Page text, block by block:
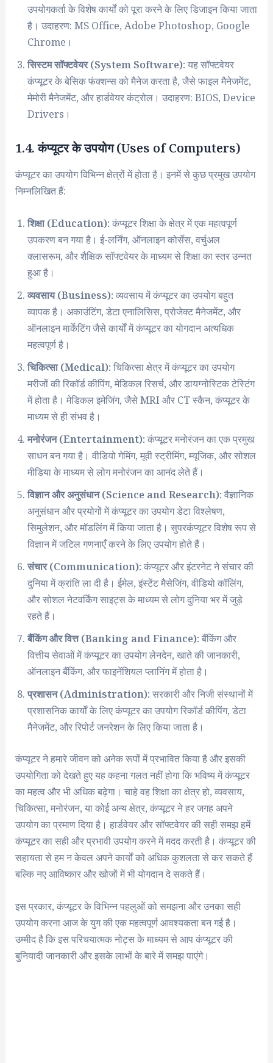
उपयोगकर्ता के विशेष कार्यों को पूरा करने के लिए डिजाइन किया जाता
है। उदाहरण: MS Office, Adobe Photoshop, Google
Chrome।
सिस्टम सॉफ्टवेयर (System Software): यह सॉफ्टवेयर
कंप्यूटर के बेसिक फंक्शन्स को मैनेज करता है, जैसे फाइल मैनेजमेंट,
मेमोरी मैनेजमेंट, और हार्डवेयर कंट्रोल। उदाहरण: BIOS, Device
Drivers।
1.4. कंप्यूटर के उपयोग (Uses of Computers)
कंप्यूटर का उपयोग विभिन्न क्षेत्रों में होता है। इनमें से कुछ प्रमुख उपयोग
निम्नलिखित हैं:
शिक्षा (Education): कंप्यूटर शिक्षा के क्षेत्र में एक महत्वपूर्ण
उपकरण बन गया है। ई-लर्निंग, ऑनलाइन कोर्सेस, वर्चुअल
क्लासरूम, और शैक्षिक सॉफ्टवेयर के माध्यम से शिक्षा का स्तर उन्नत
हुआ है।
व्यवसाय (Business): व्यवसाय में कंप्यूटर का उपयोग बहुत
व्यापक है। अकाउंटिंग, डेटा एनालिसिस, प्रोजेक्ट मैनेजमेंट, और
ऑनलाइन मार्केटिंग जैसे कार्यों में कंप्यूटर का योगदान अत्यधिक
महत्वपूर्ण है।
चिकित्सा (Medical): चिकित्सा क्षेत्र में कंप्यूटर का उपयोग
मरीजों की रिकॉर्ड कीपिंग, मेडिकल रिसर्च, और डायग्नोस्टिक टेस्टिंग
में होता है। मेडिकल इमेजिंग, जैसे MRI और CT स्कैन, कंप्यूटर के
माध्यम से ही संभव है।
मनोरंजन (Entertainment): कंप्यूटर मनोरंजन का एक प्रमुख
साधन बन गया है। वीडियो गेमिंग, मूवी स्ट्रीमिंग, म्यूजिक, और सोशल
मीडिया के माध्यम से लोग मनोरंजन का आनंद लेते हैं।
विज्ञान और अनुसंधान (Science and Research): वैज्ञानिक
अनुसंधान और प्रयोगों में कंप्यूटर का उपयोग डेटा विश्लेषण,
सिमुलेशन, और मॉडलिंग में किया जाता है। सुपरकंप्यूटर विशेष रूप से
विज्ञान में जटिल गणनाएँ करने के लिए उपयोग होते हैं।
संचार (Communication): कंप्यूटर और इंटरनेट ने संचार की
दुनिया में क्रांति ला दी है। ईमेल, इंस्टेंट मैसेजिंग, वीडियो कॉलिंग,
और सोशल नेटवर्किंग साइट्स के माध्यम से लोग दुनिया भर में जुड़े
रहते हैं।
बैंकिंग और वित्त (Banking and Finance): बैंकिंग और
वित्तीय सेवाओं में कंप्यूटर का उपयोग लेनदेन, खाते की जानकारी,
ऑनलाइन बैंकिंग, और फाइनेंशियल प्लानिंग में होता है।
प्रशासन (Administration): सरकारी और निजी संस्थानों में
प्रशासनिक कार्यों के लिए कंप्यूटर का उपयोग रिकॉर्ड कीपिंग, डेटा
मैनेजमेंट, और रिपोर्ट जनरेशन के लिए किया जाता है।
कंप्यूटर ने हमारे जीवन को अनेक रूपों में प्रभावित किया है और इसकी
उपयोगिता को देखते हुए यह कहना गलत नहीं होगा कि भविष्य में कंप्यूटर
का महत्व और भी अधिक बढ़ेगा। चाहे वह शिक्षा का क्षेत्र हो, व्यवसाय,
चिकित्सा, मनोरंजन, या कोई अन्य क्षेत्र, कंप्यूटर ने हर जगह अपने
उपयोग का प्रमाण दिया है। हार्डवेयर और सॉफ्टवेयर की सही समझ हमें
कंप्यूटर का सही और प्रभावी उपयोग करने में मदद करती है। कंप्यूटर की
सहायता से हम न केवल अपने कार्यों को अधिक कुशलता से कर सकते हैं
बल्कि नए आविष्कार और खोजों में भी योगदान दे सकते हैं।
इस प्रकार, कंप्यूटर के विभिन्न पहलुओं को समझना और उनका सही
उपयोग करना आज के युग की एक महत्वपूर्ण आवश्यकता बन गई है।
उम्मीद है कि इस परिचयात्मक नोट्स के माध्यम से आप कंप्यूटर की
बुनियादी जानकारी और इसके लाभों के बारे में समझ पाएंगे।